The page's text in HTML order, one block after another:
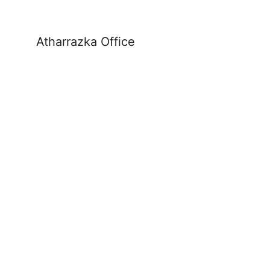
Atharrazka Office